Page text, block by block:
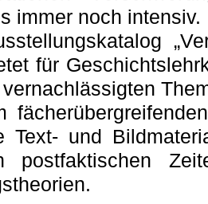
immer noch intensiv.
für
Text- und
postfaktischen